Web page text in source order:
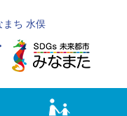
まち 水俣